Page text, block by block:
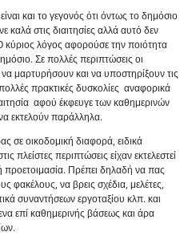
και το γεγονός ότι όντως το δημόσιο
καλά στις διαιτησίες αλλά αυτό δεν
κύριος λόγος αφορούσε την ποιότητα
Σε πολλές περιπτώσεις οι
μαρτυρήσουν και να υποστηρίξουν τις
πρακτικές δυσκολίες αναφορικά
αφού έκφευγε των καθημερινών
εκτελούν παράλληλα.
σε οικοδομική διαφορά, ειδικά
πλείστες περιπτώσεις είχαν εκτελεστεί
προετοιμασία. Πρέπει δηλαδή να πας
φακέλους, να βρεις σχέδια, μελέτες,
συναντήσεων εργοταξίου κλπ. και
επί καθημερινής βάσεως και άρα